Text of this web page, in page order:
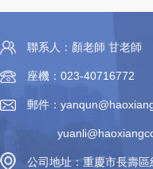
3. 成型和粘合
行膠合，形成
聯系人：顏老師 甘老師
座機：023-40716772
郵件：
公司地址：重慶市長壽